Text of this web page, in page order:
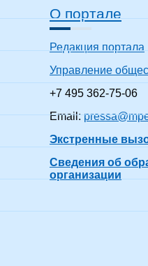
О портале
Редакция портала
Управление
+7 495 362-75-06
Email:
Экстренные
Сведения об
организации